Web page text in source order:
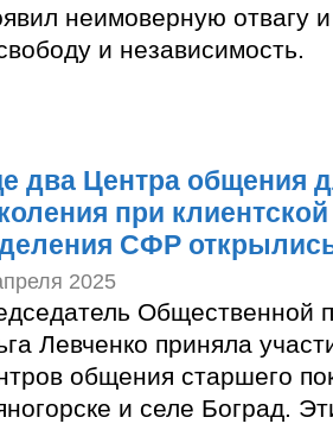
неимоверную отвагу
и независимость.
два Центра общения
при
СФР
2025
Общественной
Левченко приняла
общения старшего
и селе Боград.